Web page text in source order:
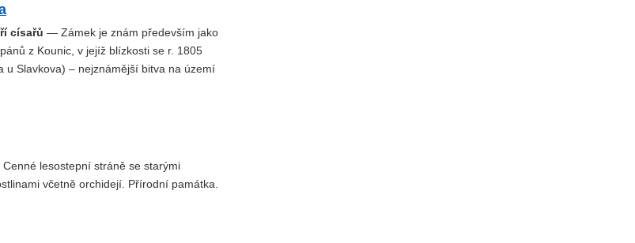
císařů — Zámek je znám především jako
z Kounic, v jejíž blízkosti se r. 1805
u Slavkova) – nejznámější bitva na území
lesostepní stráně se starými
včetně orchidejí. Přírodní památka.